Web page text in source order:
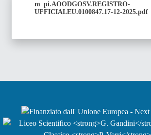
m_pi.AOODGOSV.REGISTRO-
UFFICIALEU.0100847.17-12-2025.pdf